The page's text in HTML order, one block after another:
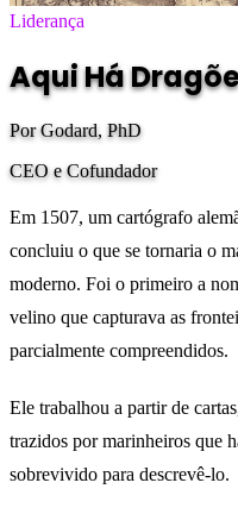
Liderança
Aqui Há
Por Godard, PhD
CEO e Cofundador
Em 1507, um cartógrafo
concluiu o que se tornaria o
moderno. Foi o primeiro a
velino que capturava as
parcialmente compreendidos.
Ele trabalhou a partir de
trazidos por marinheiros que
sobrevivido para descrevê-lo.